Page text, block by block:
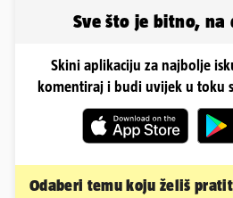
Sve što je bitno, na
Skini aplikaciju za najbolje
komentiraj i budi uvijek u toku
Odaberi temu koju želiš